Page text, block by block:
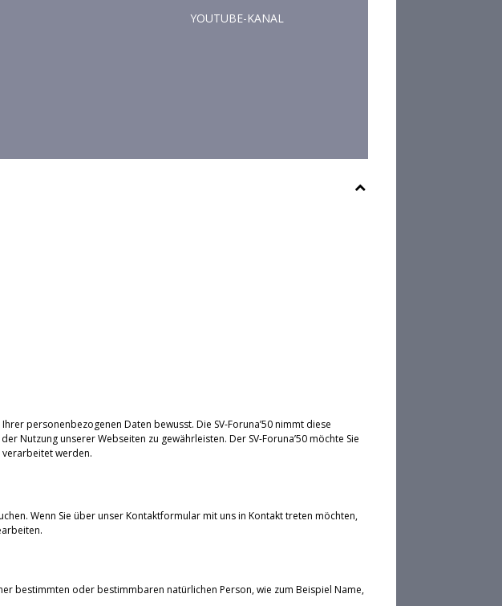
YOUTUBE-KANAL
personenbezogenen Daten bewusst. Die SV-Foruna’50 nimmt diese
Nutzung unserer Webseiten zu gewährleisten. Der SV-Foruna’50 möchte Sie
werden.
Wenn Sie über unser Kontaktformular mit uns in Kontakt treten möchten,
bestimmten oder bestimmbaren natürlichen Person, wie zum Beispiel Name,